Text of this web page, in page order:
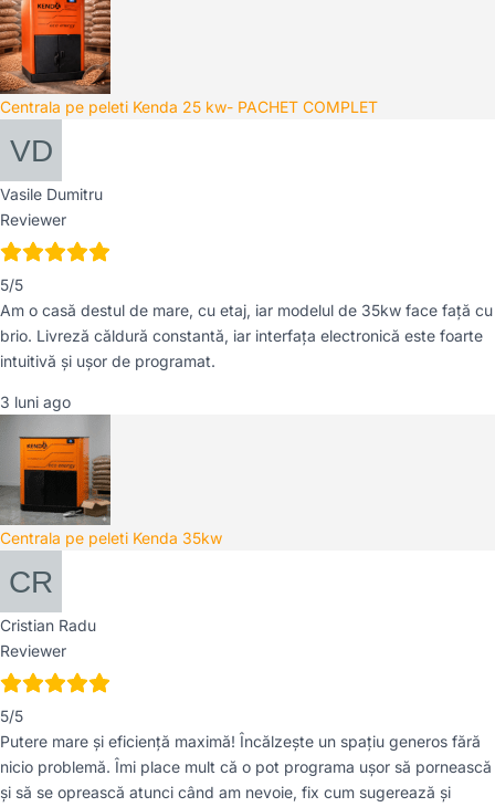
Centrala pe peleti Kenda 25 kw- PACHET COMPLET
Vasile Dumitru
Reviewer
5/5
Am o casă destul de mare, cu etaj, iar modelul de 35kw face față cu
brio. Livreză căldură constantă, iar interfața electronică este foarte
intuitivă și ușor de programat.
3 luni ago
Centrala pe peleti Kenda 35kw
Cristian Radu
Reviewer
5/5
Putere mare și eficiență maximă! Încălzește un spațiu generos fără
nicio problemă. Îmi place mult că o pot programa ușor să pornească
și să se oprească atunci când am nevoie, fix cum sugerează și